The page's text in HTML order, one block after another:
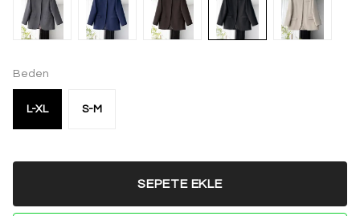
Beden
L-XL S-M
SEPETE EKLE